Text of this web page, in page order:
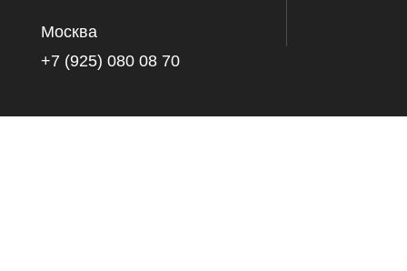
Москва
+7 (925) 080 08 70